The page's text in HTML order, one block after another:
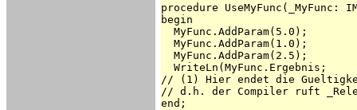
procedure UseMyFunc(_MyFunc:
begin
  MyFunc.AddParam(5.0);
  MyFunc.AddParam(1.0);
  MyFunc.AddParam(2.5);
  WriteLn(MyFunc.Ergebnis;
// (1) Hier endet die
// d.h. der Compiler ruft
end;